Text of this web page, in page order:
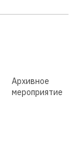
Архивное
мероприятие